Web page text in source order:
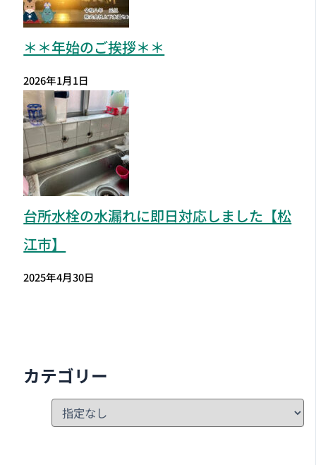
＊＊年始のご挨拶＊＊
2026年1月1日
台所水栓の水漏れに即日対応しました【松
江市】
2025年4月30日
カテゴリー